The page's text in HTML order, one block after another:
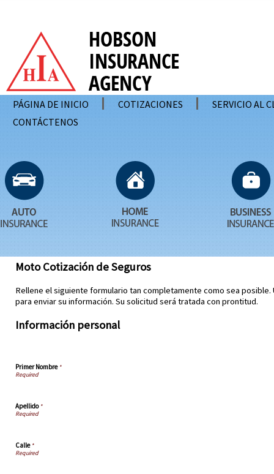
PÁGINA DE INICIO COTIZACIONES
SERVICIO AL
CONTÁCTENOS
Moto Cotización de Seguros
Rellene el siguiente formulario tan completamente como sea
para enviar su información. Su solicitud será tratada con prontitud.
Información personal
Primer Nombre *
Apellido*
Calle*